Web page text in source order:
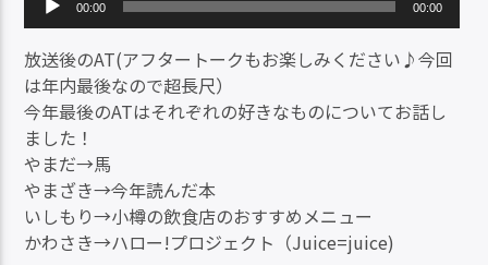
声
プ
レ
ー
ヤ
ー
00:00 00:00
放送後のAT(アフタートークもお楽しみください♪今回
は年内最後なので超長尺）
今年最後のATはそれぞれの好きなものについてお話し
ました！
やまだ→馬
やまざき→今年読んだ本
いしもり→小樽の飲食店のおすすめメニュー
かわさき→ハロー!プロジェクト（Juice=juice)